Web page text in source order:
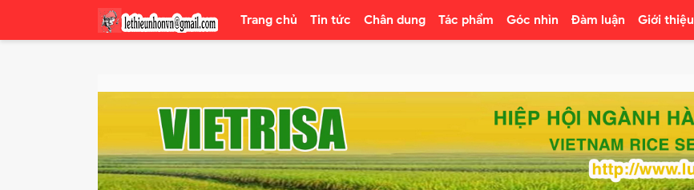
Trang chủ Tin tức Chân dung Tác phẩm Góc nhìn Đàm luận Giới thiệu